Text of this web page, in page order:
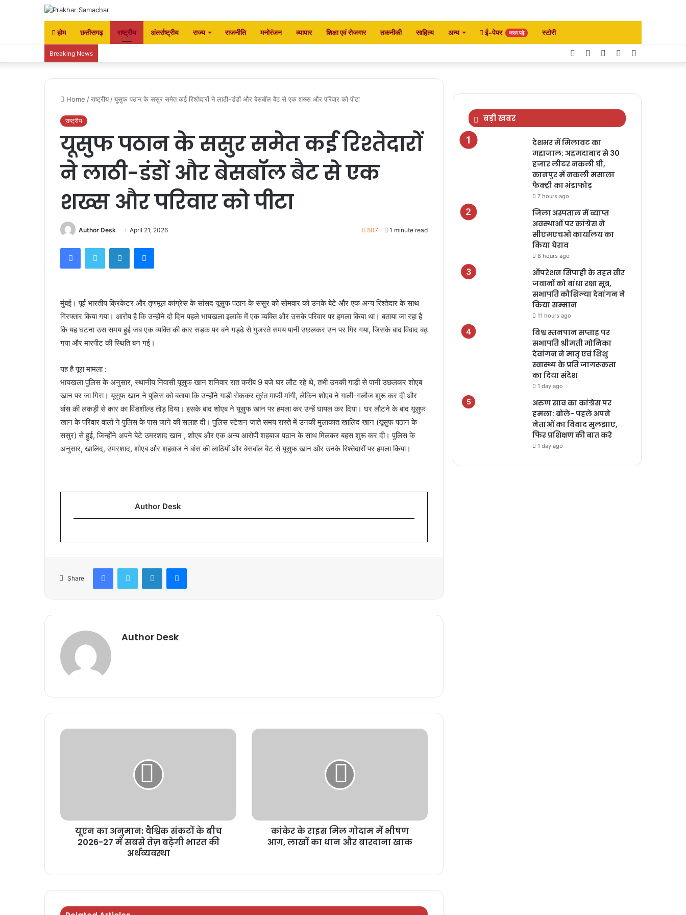
होम छत्तीसगढ़ राष्ट्रीय अंतर्राष्ट्रीय राज्य राजनीति मनोरंजन व्यापार शिक्षा एवं रोजगार तकनीकी साहित्य अन्य ई-पेपर जरूर पढ़े स्टोरी
Breaking News Instagram
YouTube
Twitter
Facebook
Home /राष्ट्रीय /यूसुफ पठान के ससुर समेत कई रिश्तेदारों ने लाठी-डंडों और बेसबॉल बैट से एक शख्स और परिवार को पीटा
राष्ट्रीय
यूसुफ पठान के ससुर समेत कई रिश्तेदारों
ने लाठी-डंडों और बेसबॉल बैट से एक
शख्स और परिवार को पीटा
Author Desk April 21, 2026 507 1 minute read
मुंबई। पूर्व भारतीय क्रिकेटर और तृणमूल कांग्रेस के सांसद यूसुफ पठान के ससुर को सोमवार को उनके बेटे और एक अन्य रिश्तेदार के साथ
गिरफ्तार किया गया। आरोप है कि उन्होंने दो दिन पहले भायखला इलाके में एक व्यक्ति और उसके परिवार पर हमला किया था। बताया जा रहा है
कि यह घटना उस समय हुई जब एक व्यक्ति की कार सड़क पर बने गड्ढे से गुजरते समय पानी उछलकर उन पर गिर गया, जिसके बाद विवाद बढ़
गया और मारपीट की स्थिति बन गई।
यह है पूरा मामला :
भायखला पुलिस के अनुसार, स्थानीय निवासी यूसुफ खान शनिवार रात करीब 9 बजे घर लौट रहे थे, तभी उनकी गाड़ी से पानी उछलकर शोएब
खान पर जा गिरा। यूसुफ खान ने पुलिस को बताया कि उन्होंने गाड़ी रोककर तुरंत माफी मांगी, लेकिन शोएब ने गाली-गलौज शुरू कर दी और
बांस की लकड़ी से कार का विंडशील्ड तोड़ दिया। इसके बाद शोएब ने यूसुफ खान पर हमला कर उन्हें घायल कर दिया। घर लौटने के बाद यूसुफ
खान के परिवार वालों ने पुलिस के पास जाने की सलाह दी। पुलिस स्टेशन जाते समय रास्ते में उनकी मुलाकात खालिद खान (यूसुफ पठान के
ससुर) से हुई, जिन्होंने अपने बेटे उमरशाद खान , शोएब और एक अन्य आरोपी शहबाज पठान के साथ मिलकर बहस शुरू कर दी। पुलिस के
अनुसार, खालिद, उमरशाद, शोएब और शहबाज ने बांस की लाठियों और बेसबॉल बैट से यूसुफ खान और उनके रिश्तेदारों पर हमला किया।
Author Desk
Share
Author Desk
यूएन का अनुमान: वैश्विक संकटों के बीच
2026-27 में सबसे तेज़ बढ़ेगी भारत की
अर्थव्यवस्था
कांकेर के राइस मिल गोदाम में भीषण
आग, लाखों का धान और बारदाना खाक
बड़ी खबर
देशभर में मिलावट का
महाजाल: अहमदाबाद से 30
हजार लीटर नकली घी,
कानपुर में नकली मसाला
फैक्ट्री का भंडाफोड़
7 hours ago
जिला अस्पताल में व्याप्त
अवस्थाओं पर कांग्रेस ने
सीएमएचओ कार्यालय का
किया घेराव
8 hours ago
ऑपरेशन सिपाही के तहत वीर
जवानों को बांधा रक्षा सूत्र,
सभापति कौशिल्या देवांगन ने
किया सम्मान
11 hours ago
विश्व स्तनपान सप्ताह पर
सभापति श्रीमती मोनिका
देवांगन ने मातृ एवं शिशु
स्वास्थ्य के प्रति जागरूकता
का दिया संदेश
1 day ago
अरुण साव का कांग्रेस पर
हमला: बोले- पहले अपने
नेताओं का विवाद सुलझाए,
फिर प्रशिक्षण की बात करे
1 day ago